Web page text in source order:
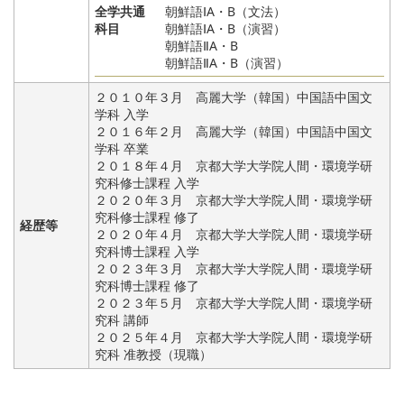
全学共通
科目
朝鮮語ⅠA・B（文法）
朝鮮語ⅠA・B（演習）
朝鮮語ⅡA・B
朝鮮語ⅡA・B（演習）
経歴等
２０１０年３月 高麗大学（韓国）中国語中国文
学科 入学
２０１６年２月 高麗大学（韓国）中国語中国文
学科 卒業
２０１８年４月 京都大学大学院人間・環境学研
究科修士課程 入学
２０２０年３月 京都大学大学院人間・環境学研
究科修士課程 修了
２０２０年４月 京都大学大学院人間・環境学研
究科博士課程 入学
２０２３年３月 京都大学大学院人間・環境学研
究科博士課程 修了
２０２３年５月 京都大学大学院人間・環境学研
究科 講師
２０２５年４月 京都大学大学院人間・環境学研
究科 准教授（現職）